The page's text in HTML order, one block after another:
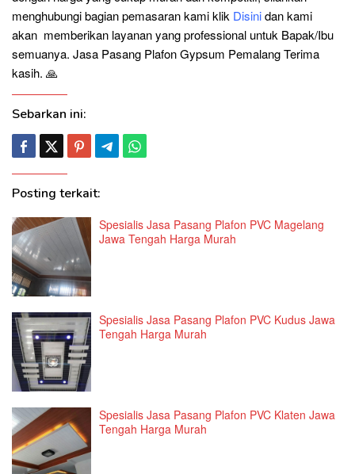
menghubungi bagian pemasaran kami klik Disinidan kami
akan memberikan layanan yang professional untuk Bapak/Ibu
semuanya. Jasa Pasang Plafon Gypsum Pemalang Terima
kasih. 🙏
Sebarkan ini:
Posting terkait:
Spesialis Jasa Pasang Plafon PVC Magelang
Jawa Tengah Harga Murah
Spesialis Jasa Pasang Plafon PVC Kudus Jawa
Tengah Harga Murah
Spesialis Jasa Pasang Plafon PVC Klaten Jawa
Tengah Harga Murah